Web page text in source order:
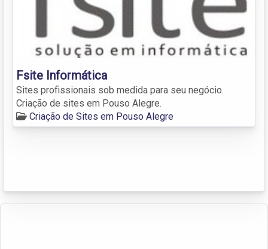
Fsite Informática
Sites profissionais sob medida para seu negócio.
Criação de sites em Pouso Alegre.
Criação de Sites em Pouso Alegre